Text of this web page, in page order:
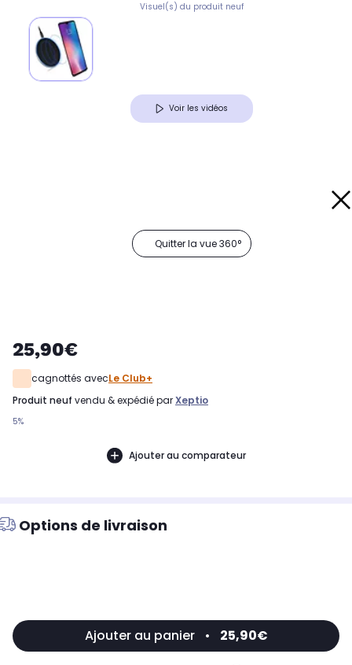
Visuel(s) du produit neuf
Voir les vidéos
Quitter la vue 360°
25,90€
cagnottés avecLe Club+
produit neuf vendu & expédié parXeptio
5%
Ajouter au comparateur
Options de livraison
Ajouter au panier • 25,90€